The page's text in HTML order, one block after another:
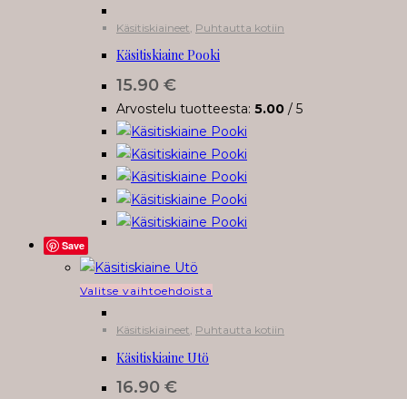
on
useampi
tehdä
valinnat
tuotteen
sivulla.
Käsitiskiaineet Puhtautta kotiin
Käsitiskiaine Pooki
15.90 €
Arvostelu tuotteesta: 5.00 / 5
Save
Valitse vaihtoehdoistaTällä
on
Käsitiskiaineet, Puhtautta kotiin
Käsitiskiaine Utö
16.90 €